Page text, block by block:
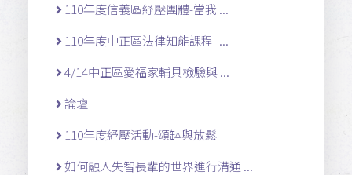
110年度信義區紓壓團體-當我 ...
110年度中正區法律知能課程- ...
4/14中正區愛福家輔具檢驗與 ...
論壇
110年度紓壓活動-頌缽與放鬆
如何融入失智長輩的世界進行溝通 ...